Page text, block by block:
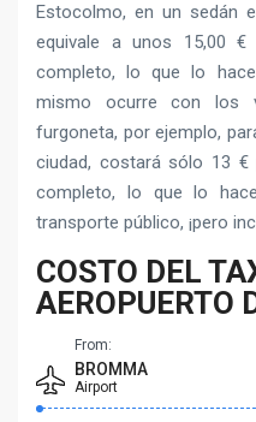
Estocolmo, en un sedán
equivale a unos 15,00
completo, lo que lo hace
mismo ocurre con los
furgoneta, por ejemplo,
ciudad, costará sólo 13 €
completo, lo que lo
transporte público, ¡pero
COSTO DEL
AEROPUERTO
From:
BROMMA
Airport